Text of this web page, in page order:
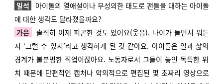
일석
아이돌의 열애설이나 무성의한 태도로 팬들을 대하는 아이돌
에 대한 생각도 달라졌을까요?
가은
솔직히 이제 피곤한 것도 있어요(웃음). 나이가 들면서 뭐든
지 ‘그럴 수 있지’라고 생각하게 된 것 같아요. 아이돌은 일과 삶의
경계가 불분명한 직업이잖아요. 노동자로서 그들이 놓인 독특한 위
치 때문에 단편적인 캡처나 악의적으로 편집된 몇 초짜리 영상으로